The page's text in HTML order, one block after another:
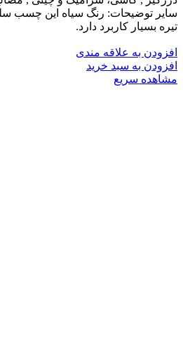
سایر توضیحات: رنگ سیاه این چسب
تیره بسیار کاربرد دارد.
افزودن به علاقه مندی
افزودن به سبد خرید
مشاهده سریع